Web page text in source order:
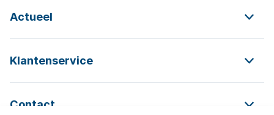
Actueel
Klantenservice
Contact